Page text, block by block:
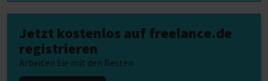
Jetzt kostenlos auf freelance.de
registrieren
Arbeiten Sie mit den Besten